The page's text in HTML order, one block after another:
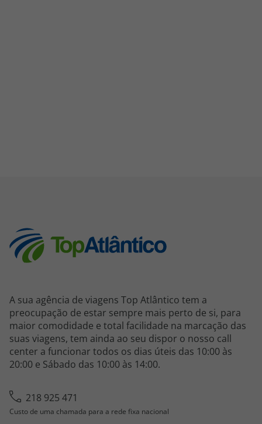
A sua agência de viagens Top Atlântico tem a
preocupação de estar sempre mais perto de si, para
maior comodidade e total facilidade na marcação das
suas viagens, tem ainda ao seu dispor o nosso call
center a funcionar todos os dias úteis das 10:00 às
20:00 e Sábado das 10:00 às 14:00.
218 925 471
Custo de uma chamada para a rede fixa nacional